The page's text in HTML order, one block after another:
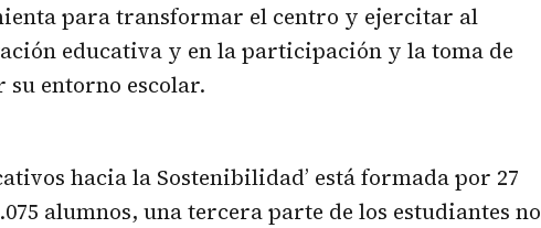
para transformar el centro y ejercitar al
educativa y en la participación y la toma de
entorno escolar.
hacia la Sostenibilidad’ está formada por 27
alumnos, una tercera parte de los estudiantes no